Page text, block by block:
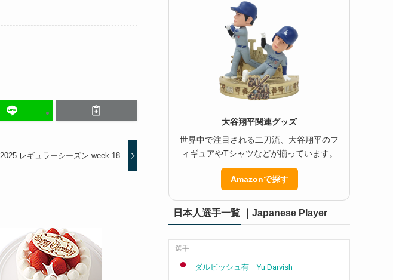
2025 レギュラーシーズン week.18
大谷翔平関連グッズ
世界中で注目される二刀流、大谷翔平のフ
ィギュアやTシャツなどが揃っています。
Amazonで探す
日本人選手一覧 ｜Japanese Player
選手
ダルビッシュ有｜Yu Darvish